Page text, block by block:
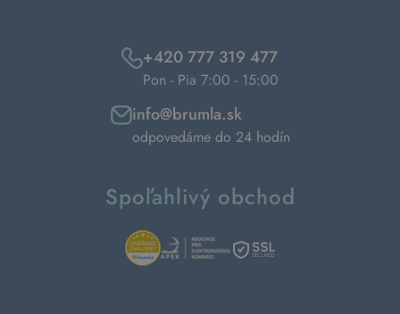
+420 777 319 477
Pon - Pia 7:00 - 15:00
info@brumla.sk
odpovedáme do 24 hodín
Spoľahlivý obchod